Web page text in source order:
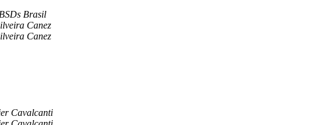
Brasil
Canez
Canez
Cavalcanti